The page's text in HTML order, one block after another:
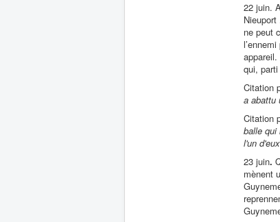
22 juin.
ne peut
qui,
Citation
a abattu
Citation
balle qui
l'un
23 juin.
mènent